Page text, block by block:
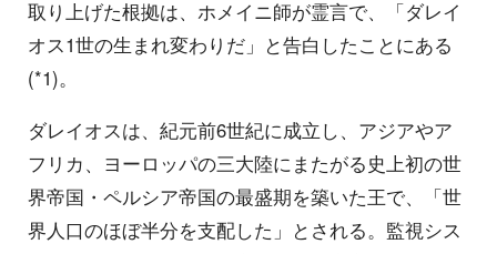
取り上げた根拠は、ホメイニ師が霊言で、「ダレイ
オス1世の生まれ変わりだ」と告白したことにある
(*1)。
ダレイオスは、紀元前6世紀に成立し、アジアやア
フリカ、ヨーロッパの三大陸にまたがる史上初の世
界帝国・ペルシア帝国の最盛期を築いた王で、「世
界人口のほぼ半分を支配した」とされる。監視シス